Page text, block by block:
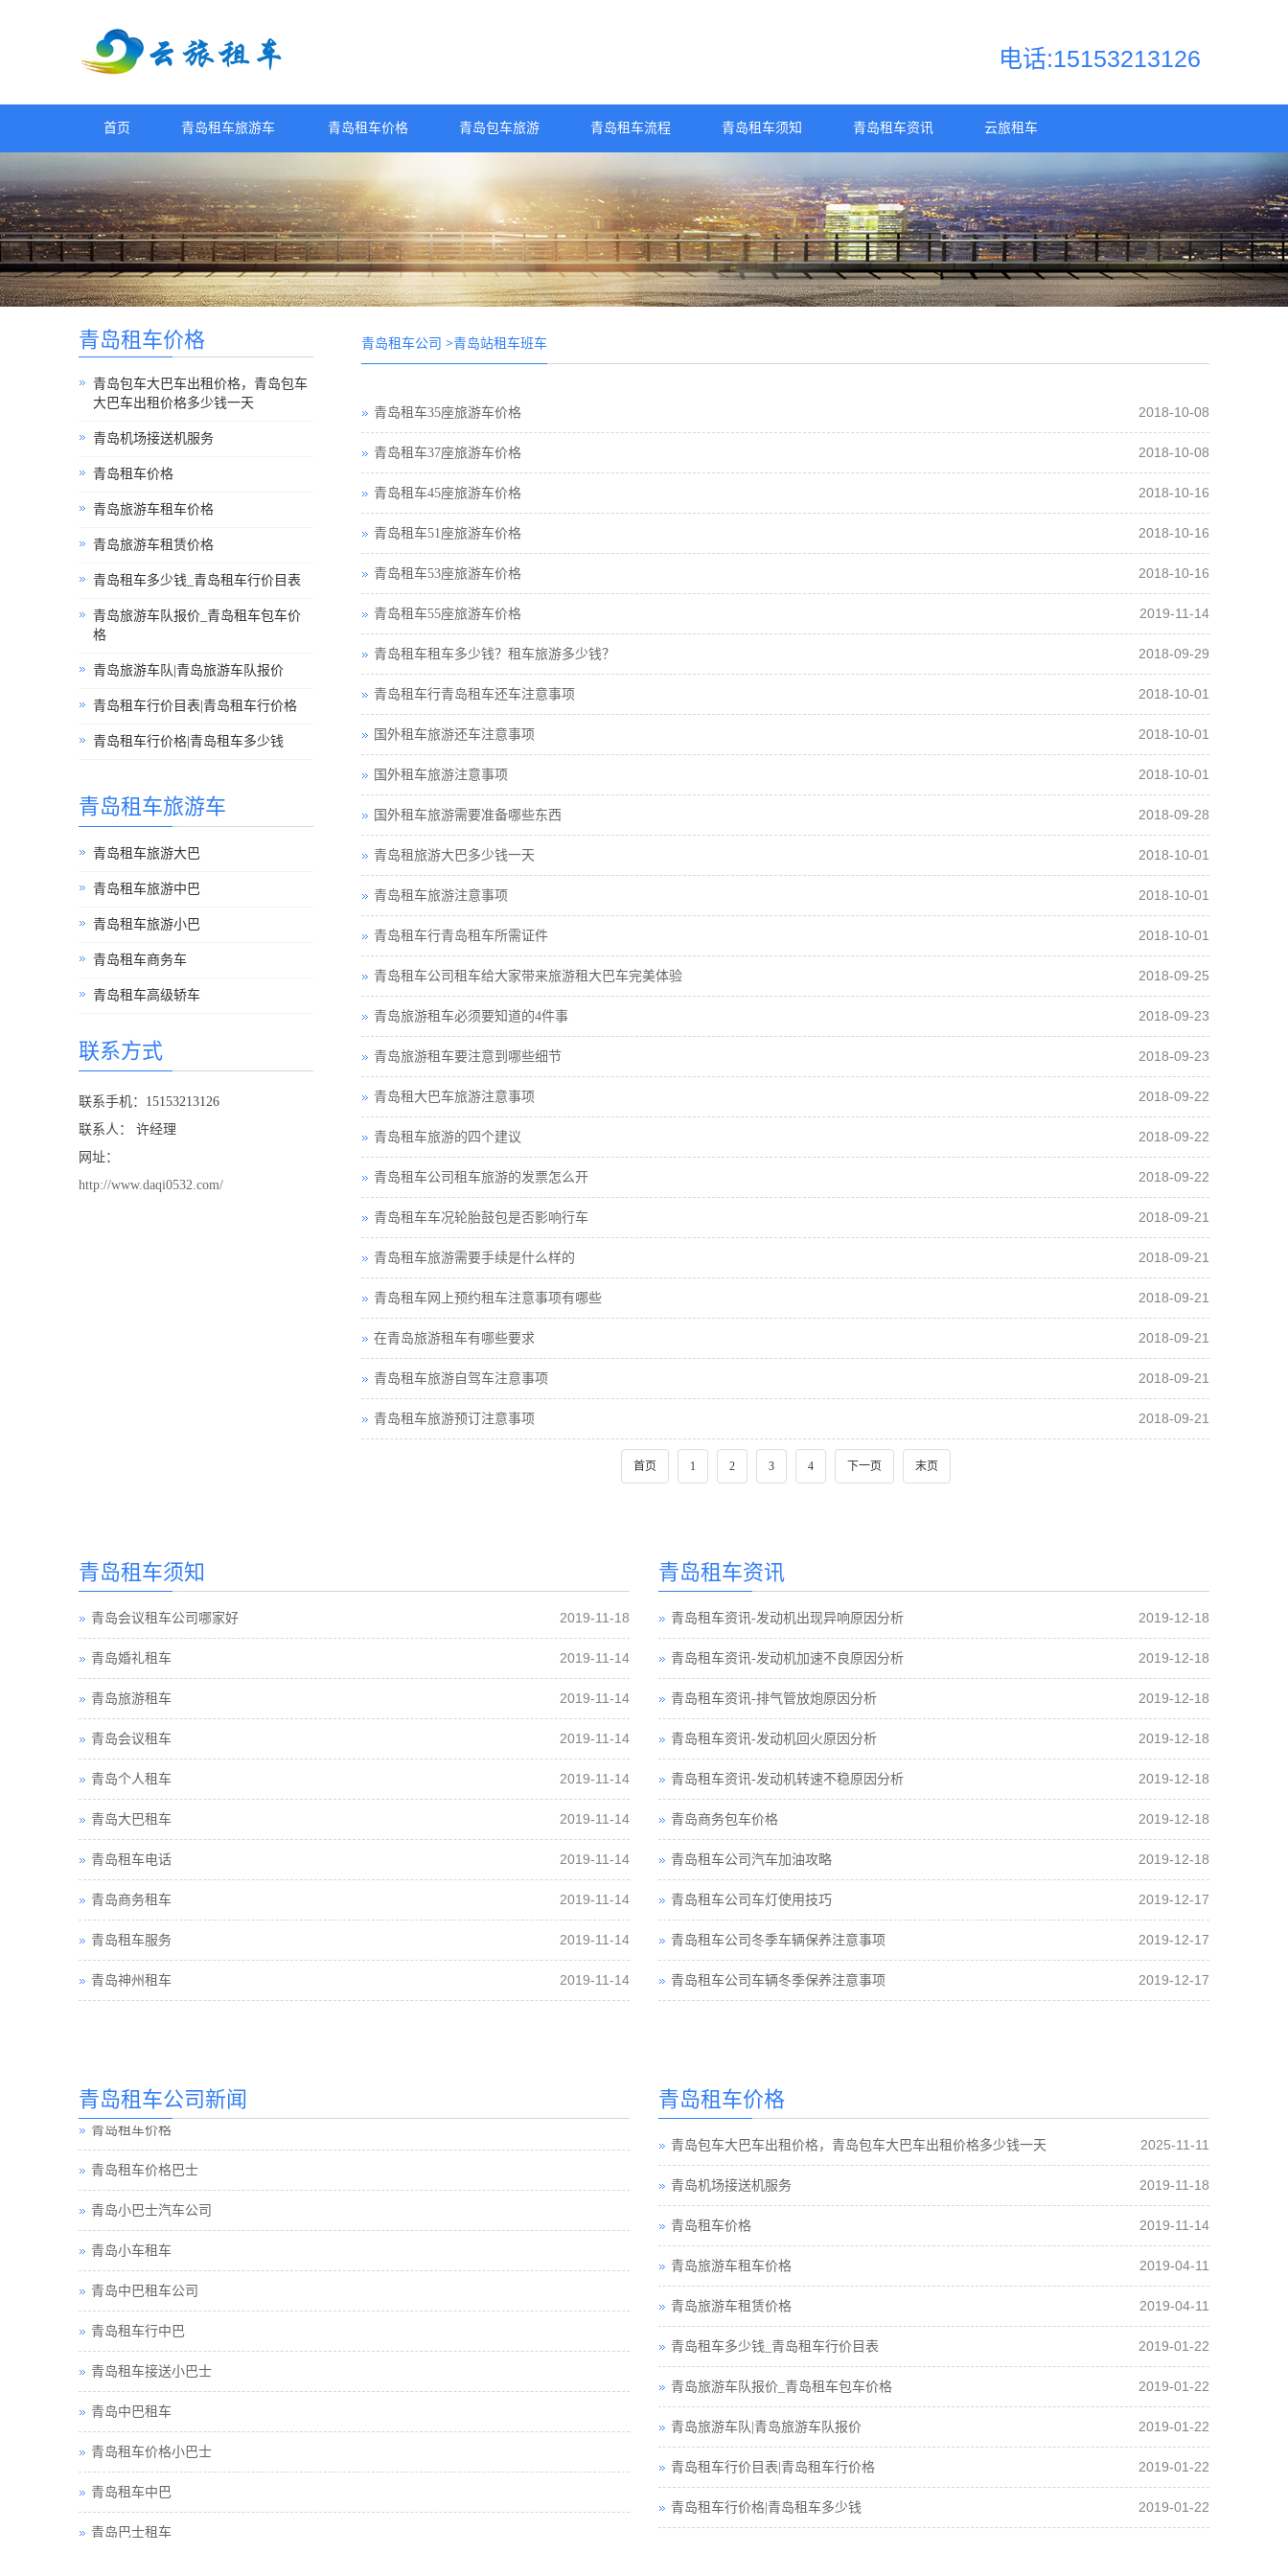
电话:15153213126
首页 青岛租车旅游车 青岛租车价格 青岛包车旅游 青岛租车流程 青岛租车须知 青岛租车资讯 云旅租车
青岛租车价格
青岛包车大巴车出租价格，青岛包车
大巴车出租价格多少钱一天
青岛机场接送机服务
青岛租车价格
青岛旅游车租车价格
青岛旅游车租赁价格
青岛租车多少钱_青岛租车行价目表
青岛旅游车队报价_青岛租车包车价
格
青岛旅游车队|青岛旅游车队报价
青岛租车行价目表|青岛租车行价格
青岛租车行价格|青岛租车多少钱
青岛租车旅游车
青岛租车旅游大巴
青岛租车旅游中巴
青岛租车旅游小巴
青岛租车商务车
青岛租车高级轿车
联系方式
联系手机：15153213126
联系人： 许经理
网址：
http://www.daqi0532.com/
青岛租车公司 >青岛站租车班车
2018-10-08
青岛租车35座旅游车价格
2018-10-08
青岛租车37座旅游车价格
2018-10-16
青岛租车45座旅游车价格
2018-10-16
青岛租车51座旅游车价格
2018-10-16
青岛租车53座旅游车价格
2019-11-14
青岛租车55座旅游车价格
2018-09-29
青岛租车租车多少钱？租车旅游多少钱？
2018-10-01
青岛租车行青岛租车还车注意事项
2018-10-01
国外租车旅游还车注意事项
2018-10-01
国外租车旅游注意事项
2018-09-28
国外租车旅游需要准备哪些东西
2018-10-01
青岛租旅游大巴多少钱一天
2018-10-01
青岛租车旅游注意事项
2018-10-01
青岛租车行青岛租车所需证件
2018-09-25
青岛租车公司租车给大家带来旅游租大巴车完美体验
2018-09-23
青岛旅游租车必须要知道的4件事
2018-09-23
青岛旅游租车要注意到哪些细节
2018-09-22
青岛租大巴车旅游注意事项
2018-09-22
青岛租车旅游的四个建议
2018-09-22
青岛租车公司租车旅游的发票怎么开
2018-09-21
青岛租车车况轮胎鼓包是否影响行车
2018-09-21
青岛租车旅游需要手续是什么样的
2018-09-21
青岛租车网上预约租车注意事项有哪些
2018-09-21
在青岛旅游租车有哪些要求
2018-09-21
青岛租车旅游自驾车注意事项
2018-09-21
青岛租车旅游预订注意事项
首页 1 2 3 4 下一页 末页
青岛租车须知
2019-11-18
青岛会议租车公司哪家好
2019-11-14
青岛婚礼租车
2019-11-14
青岛旅游租车
2019-11-14
青岛会议租车
2019-11-14
青岛个人租车
2019-11-14
青岛大巴租车
2019-11-14
青岛租车电话
2019-11-14
青岛商务租车
2019-11-14
青岛租车服务
2019-11-14
青岛神州租车
青岛租车资讯
2019-12-18
青岛租车资讯-发动机出现异响原因分析
2019-12-18
青岛租车资讯-发动机加速不良原因分析
2019-12-18
青岛租车资讯-排气管放炮原因分析
2019-12-18
青岛租车资讯-发动机回火原因分析
2019-12-18
青岛租车资讯-发动机转速不稳原因分析
2019-12-18
青岛商务包车价格
2019-12-18
青岛租车公司汽车加油攻略
2019-12-17
青岛租车公司车灯使用技巧
2019-12-17
青岛租车公司冬季车辆保养注意事项
2019-12-17
青岛租车公司车辆冬季保养注意事项
青岛租车公司新闻
青岛租车价格
青岛租车价格巴士
青岛小巴士汽车公司
青岛小车租车
青岛中巴租车公司
青岛租车行中巴
青岛租车接送小巴士
青岛中巴租车
青岛租车价格小巴士
青岛租车中巴
青岛巴士租车
青岛租车价格
2025-11-11
青岛包车大巴车出租价格，青岛包车大巴车出租价格多少钱一天
2019-11-18
青岛机场接送机服务
2019-11-14
青岛租车价格
2019-04-11
青岛旅游车租车价格
2019-04-11
青岛旅游车租赁价格
2019-01-22
青岛租车多少钱_青岛租车行价目表
2019-01-22
青岛旅游车队报价_青岛租车包车价格
2019-01-22
青岛旅游车队|青岛旅游车队报价
2019-01-22
青岛租车行价目表|青岛租车行价格
2019-01-22
青岛租车行价格|青岛租车多少钱